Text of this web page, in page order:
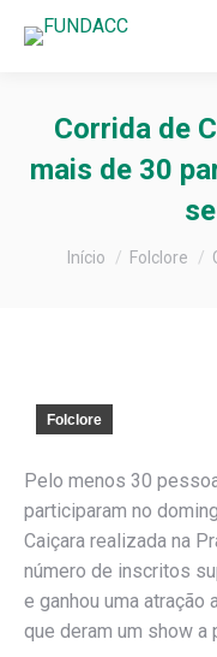
Corrida de
mais de 30
Você está aqui:
Início Folclore
Folclore
Pelo menos 30
participaram no
Caiçara realizada na
número de inscritos
e ganhou uma atração
que deram um show a